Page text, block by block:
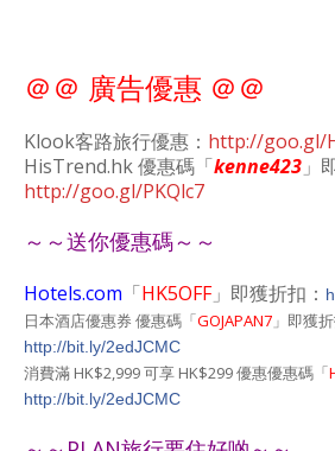
＠＠ 廣告優惠 ＠＠
Klook客路旅行優惠： http://goo.gl/
HisTrend.hk 優惠碼「kenne423 」
http://goo.gl/PKQlc7
～～送你優惠碼～～
Hotels.com 「HK5OFF」即獲折扣：
日本酒店優惠券 優惠碼「GOJAPAN7 」即獲
http://bit.ly/2edJCMC
消費滿 HK$2,999 可享 HK$299 優惠優惠碼「
http://bit.ly/2edJCMC